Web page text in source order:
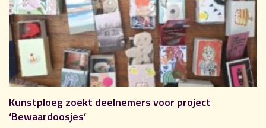
Kunstploeg zoekt deelnemers voor project
‘Bewaardoosjes’